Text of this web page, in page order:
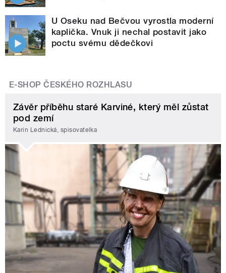
U Oseku nad Bečvou vyrostla moderní
kaplička. Vnuk ji nechal postavit jako
poctu svému dědečkovi
E-SHOP ČESKÉHO ROZHLASU
Závěr příběhu staré Karviné, který měl zůstat
pod zemí
Karin Lednická, spisovatelka